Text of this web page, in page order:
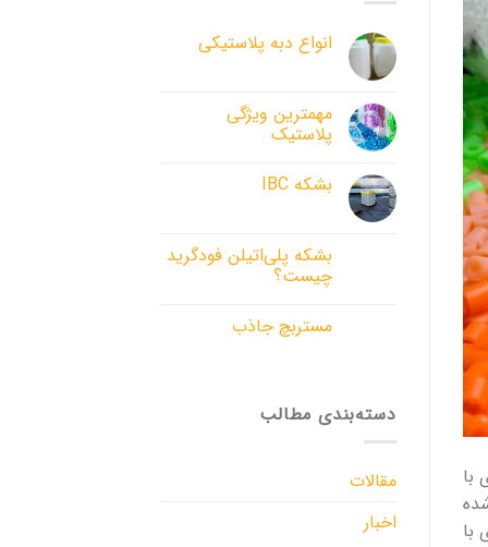
با
با
انواع دبه پلاستیکی
مهم­ترین ویژگی
پلاستیک
بشکه IBC
بشکه پلی‌اتیلن فودگرید
چیست؟
مستربچ جاذب
دسته‌بندی مطالب
مقالات
اخبار